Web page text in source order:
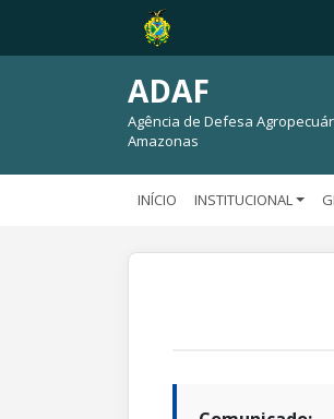
ADAF
Agência de Defesa
Amazonas
INÍCIO INSTITUCIONAL